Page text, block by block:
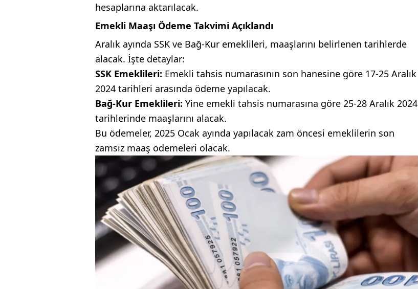
hesaplarına aktarılacak.
Emekli Maaşı Ödeme Takvimi Açıklandı
Aralık ayında SSK ve Bağ-Kur emeklileri, maaşlarını belirlenen tarihlerde
alacak. İşte detaylar:
SSK Emeklileri: Emekli tahsis numarasının son hanesine göre 17-25 Aralık
2024 tarihleri arasında ödeme yapılacak.
Bağ-Kur Emeklileri: Yine emekli tahsis numarasına göre 25-28 Aralık 2024
tarihlerinde maaşlarını alacak.
Bu ödemeler, 2025 Ocak ayında yapılacak zam öncesi emeklilerin son
zamsız maaş ödemeleri olacak.